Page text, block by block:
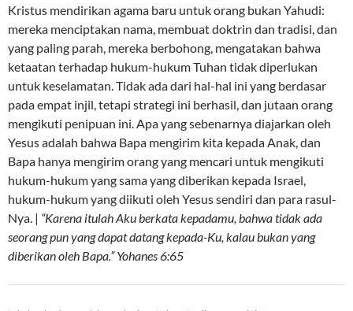
Kristus mendirikan agama baru untuk orang bukan Yahudi:
mereka menciptakan nama, membuat doktrin dan tradisi, dan
yang paling parah, mereka berbohong, mengatakan bahwa
ketaatan terhadap hukum-hukum Tuhan tidak diperlukan
untuk keselamatan. Tidak ada dari hal-hal ini yang berdasar
pada empat injil, tetapi strategi ini berhasil, dan jutaan orang
mengikuti penipuan ini. Apa yang sebenarnya diajarkan oleh
Yesus adalah bahwa Bapa mengirim kita kepada Anak, dan
Bapa hanya mengirim orang yang mencari untuk mengikuti
hukum-hukum yang sama yang diberikan kepada Israel,
hukum-hukum yang diikuti oleh Yesus sendiri dan para rasul-
Nya. | “Karena itulah Aku berkata kepadamu, bahwa tidak ada
seorang pun yang dapat datang kepada-Ku, kalau bukan yang
diberikan oleh Bapa.” Yohanes 6:65